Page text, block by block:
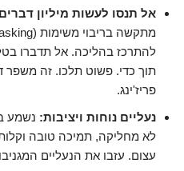
אל תנסו לעשות מיליון
להתרכז בהליכה. אל תדברו
תוך כדי. פשוט תלכו. זה משפר
פריז'ינג.
נעליים נוחות ויציבות: נשמע
לא מחליקה, תמיכה טובה
עצום. עזבו את הנעליים